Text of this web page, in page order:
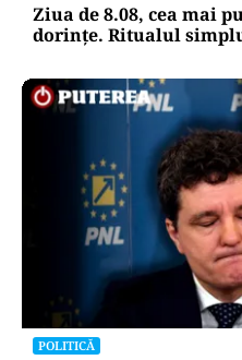
Ziua de 8.08, cea mai
dorințe. Ritualul
POLITICĂ